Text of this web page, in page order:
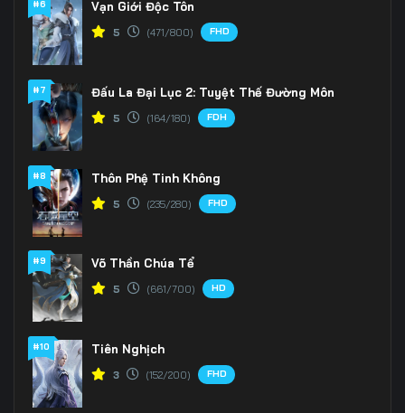
#6 Vạn Giới Độc Tôn
5 (471/800) FHD
#7 Đấu La Đại Lục 2: Tuyệt Thế Đường Môn
5 (164/180) FDH
#8 Thôn Phệ Tinh Không
5 (235/280) FHD
#9 Võ Thần Chúa Tể
5 (661/700) HD
#10 Tiên Nghịch
3 (152/200) FHD